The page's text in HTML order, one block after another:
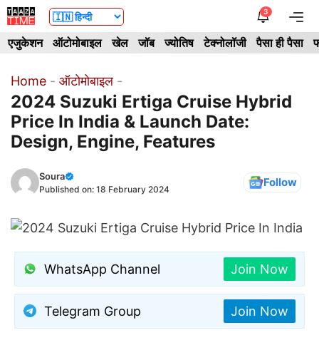
Skip
to
content
3
एजुकेशन ऑटोमोबाइल खेल जॉब ज्योतिष टेक्नोलॉजी पैसा ही पैसा
Home - ऑटोमोबाइल -
2024 Suzuki Ertiga Cruise Hybrid
Price In India & Launch Date:
Design, Engine, Features
Soura
Published on: 18 February 2024 Follow
WhatsApp Channel Join Now
Telegram Group Join Now